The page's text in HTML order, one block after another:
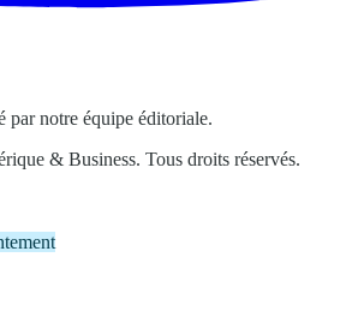
par notre équipe éditoriale.
& Business. Tous droits réservés.